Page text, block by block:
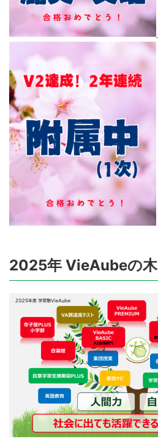
2025年 VieAubeの木